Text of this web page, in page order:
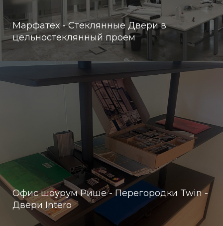
Марфатех - Стеклянные Двери в
цельностеклянный проем
Офис шоурум Рише - Перегородки Twin -
Двери Intero